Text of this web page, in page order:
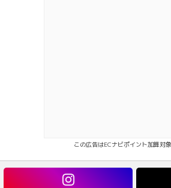
この広告はECナビポイント加算対象